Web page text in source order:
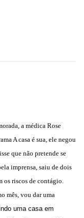
a médica Rose
A casa é sua, ele negou
que não pretende se
imprensa, saiu de dois
os riscos de contágio.
mês, vou dar uma
uma casa em